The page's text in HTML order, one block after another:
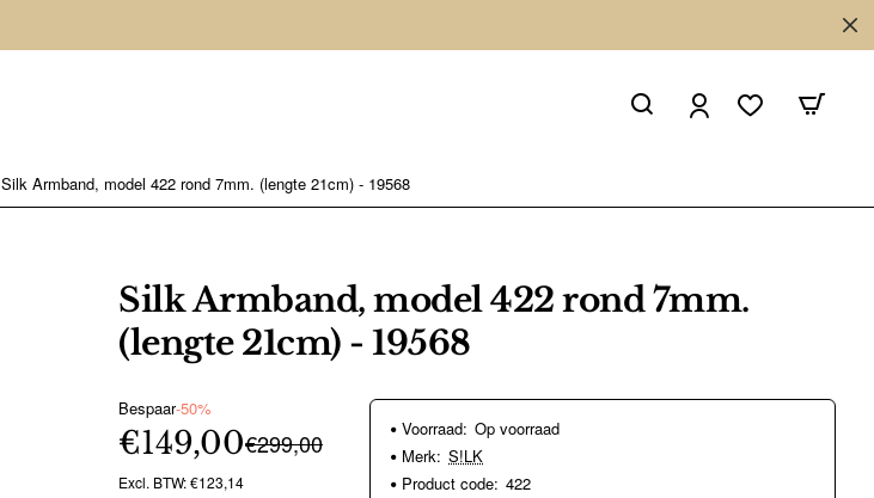
Silk Armband, model 422 rond 7mm. (lengte 21cm) - 19568
Silk Armband, model 422 rond 7mm.
(lengte 21cm) - 19568
Bespaar-50%
€149,00€299,00
Excl. BTW: €123,14
Voorraad: Op voorraad
Merk: S!LK
Product code: 422